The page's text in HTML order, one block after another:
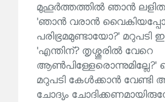
മുഹൂർത്തത്തിൽ ഞാൻ
'ഞാൻ വരാൻ
പരിഭ്രമമുണ്ടായോ?' മറുപടി
'എന്തിന്? തൃശ്ശൂരിൽ വേറെ
മറുപടി കേൾക്കാൻ വേണ്ടി
ചോദ്യം